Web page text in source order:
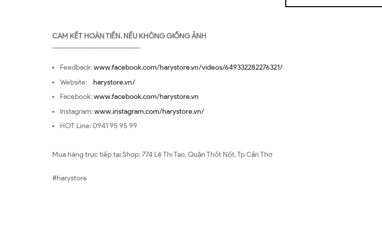
CAM KẾT HOÀN TIỀN. NẾU KHÔNG GIỐNG ẢNH
—————————————————
Feedback:www.facebook.com/harystore.vn/videos/649332282276321/
Website: harystore.vn/
Facebook:www.facebook.com/harystore.vn
Instagram:www.instagram.com/harystore.vn/
HOT Line: 0941 95 95 99
Mua hàng trực tiếp tại Shop: 774 Lê Thị Tạo, Quận Thốt Nốt, Tp Cần Thơ
#harystore